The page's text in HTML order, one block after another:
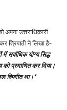
उत्तराधिकारी
त्रिपाठी ने लिखा है-
सर्वाधिक योग्य सिद्ध
प्रमाणित कर दिया।
था।’